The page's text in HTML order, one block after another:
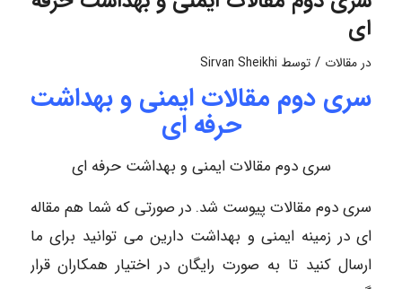
ای
درمقالات / توسط Sirvan Sheikhi
سری دوم مقالات ایمنی و بهداشت
حرفه ای
سری دوم مقالات ایمنی و بهداشت حرفه ای
سری دوم مقالات پیوست شد. در صورتی که شما هم مقاله
ای در زمینه ایمنی و بهداشت دارین می توانید برای ما
ارسال کنید تا به صورت رایگان در اختیار همکاران قرار